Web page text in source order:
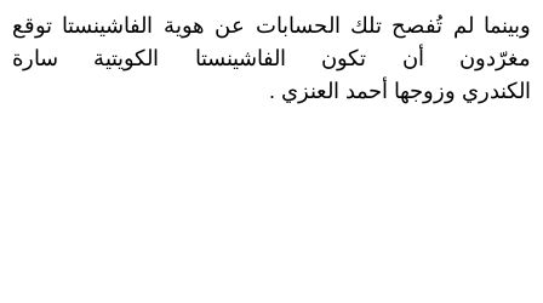
وبينما لم تُفصح تلك الحسابات عن هوية الفاشينستا توقع
مغرّدون أن تكون الفاشينستا الكويتية سارة
الكندري وزوجها أحمد العنزي .